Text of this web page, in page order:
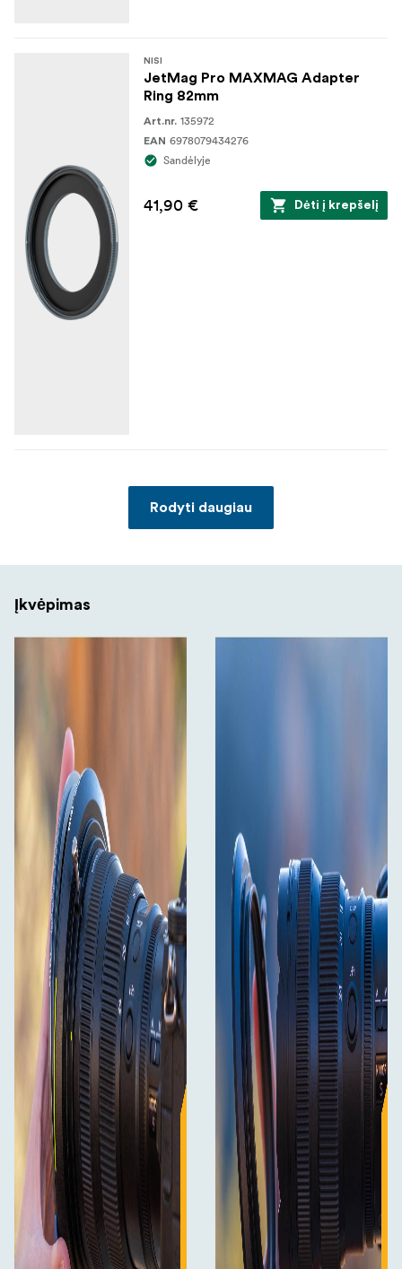
NISI
JetMag Pro MAXMAG Adapter
Ring 82mm
Art.nr. 135972
EAN 6978079434276
Sandėlyje
41,90 € Dėti į krepšelį
Rodyti daugiau
Įkvėpimas